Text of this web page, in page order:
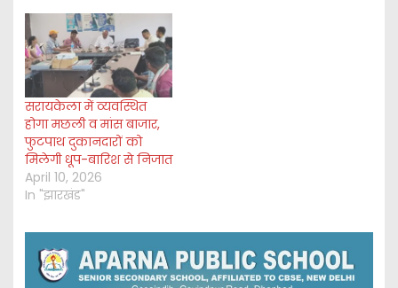
सरायकेला में व्यवस्थित
होगा मछली व मांस बाजार,
फुटपाथ दुकानदारों को
मिलेगी धूप-बारिश से निजात
April 10, 2026
In "झारखंड"